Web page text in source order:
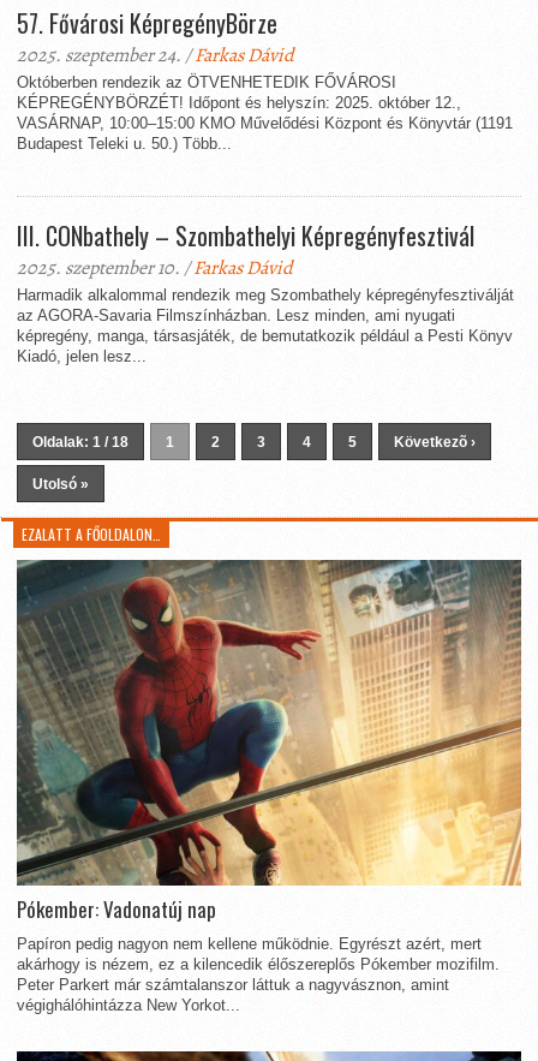
57. Fővárosi KépregényBörze
2025. szeptember 24. /Farkas Dávid
Októberben rendezik az ÖTVENHETEDIK FŐVÁROSI
KÉPREGÉNYBÖRZÉT! Időpont és helyszín: 2025. október 12.,
VASÁRNAP, 10:00–15:00 KMO Művelődési Központ és Könyvtár (1191
Budapest Teleki u. 50.) Több...
III. CONbathely – Szombathelyi Képregényfesztivál
2025. szeptember 10. /Farkas Dávid
Harmadik alkalommal rendezik meg Szombathely képregényfesztiválját
az AGORA-Savaria Filmszínházban. Lesz minden, ami nyugati
képregény, manga, társasjáték, de bemutatkozik például a Pesti Könyv
Kiadó, jelen lesz...
Oldalak: 1 / 18 1 2 3 4 5 Következõ ›
Utolsó »
EZALATT A FŐOLDALON…
Pókember: Vadonatúj nap
Papíron pedig nagyon nem kellene működnie. Egyrészt azért, mert
akárhogy is nézem, ez a kilencedik élőszereplős Pókember mozifilm.
Peter Parkert már számtalanszor láttuk a nagyvásznon, amint
végighálóhintázza New Yorkot...